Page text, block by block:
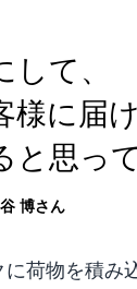
して、
様に届
思っ
博さん
に荷物を積